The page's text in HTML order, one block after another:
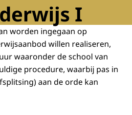
I
worden ingegaan op
willen realiseren,
waaronder de school van
procedure, waarbij pas in
aan de orde kan